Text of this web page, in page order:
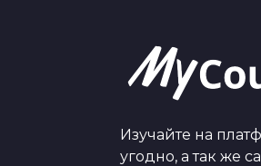
Изучайте на
угодно, а так же